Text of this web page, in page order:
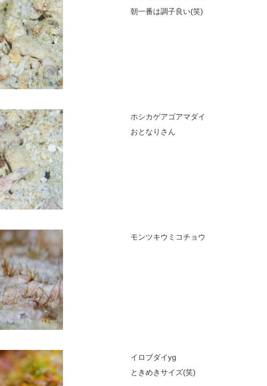
朝一番は調子良い(笑)
ホシカゲアゴアマダイ
おとなりさん
モンツキウミコチョウ
イロブダイyg
ときめきサイズ(笑)